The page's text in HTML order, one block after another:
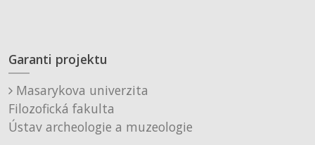
Garanti projektu
Masarykova univerzita
Filozofická fakulta
Ústav archeologie a muzeologie